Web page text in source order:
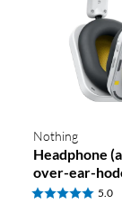
Nothing
Headphone
over-ear-
5.0